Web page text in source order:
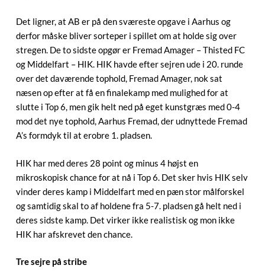
Det ligner, at AB er på den sværeste opgave i Aarhus og
derfor måske bliver sorteper i spillet om at holde sig over
stregen. De to sidste opgør er Fremad Amager – Thisted FC
og Middelfart – HIK. HIK havde efter sejren ude i 20. runde
over det daværende tophold, Fremad Amager, nok sat
næsen op efter at få en finalekamp med mulighed for at
slutte i Top 6, men gik helt ned på eget kunstgræs med 0-4
mod det nye tophold, Aarhus Fremad, der udnyttede Fremad
A’s formdyk til at erobre 1. pladsen.
HIK har med deres 28 point og minus 4 højst en
mikroskopisk chance for at nå i Top 6. Det sker hvis HIK selv
vinder deres kamp i Middelfart med en pæn stor målforskel
og samtidig skal to af holdene fra 5-7. pladsen gå helt ned i
deres sidste kamp. Det virker ikke realistisk og mon ikke
HIK har afskrevet den chance.
Tre sejre på stribe